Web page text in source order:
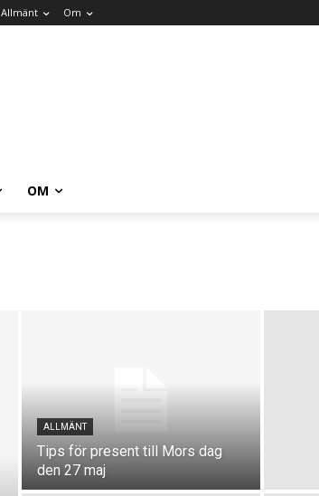
Allmänt Om
OM
ALLMÄNT
Tips för present till Mors dag
den 27 maj